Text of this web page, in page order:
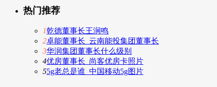
热门推荐
1乾德董事长王涧鸣
2卓能董事长_云南能投集团董事长
3华润集团董事长什么级别
4优房董事长_尚客优房卡照片
55g老总是谁_中国移动5g图片